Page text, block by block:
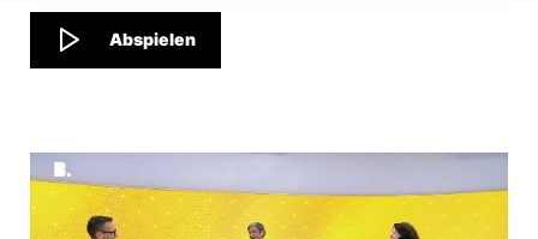
Abspielen